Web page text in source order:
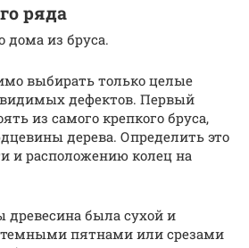
ряда
дома из бруса.
выбирать только целые
дефектов. Первый
из самого крепкого бруса,
дерева. Определить это
и расположению колец на
древесина была сухой и
темными пятнами или срезами